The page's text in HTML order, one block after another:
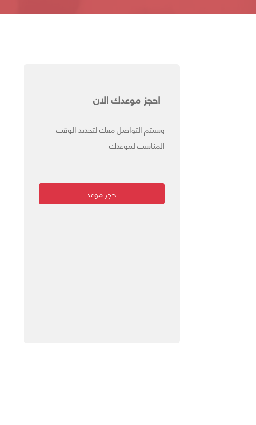
احجز موعدك الان
وسيتم التواصل معك لتحديد الوقت
المناسب لموعدك
حجز موعد